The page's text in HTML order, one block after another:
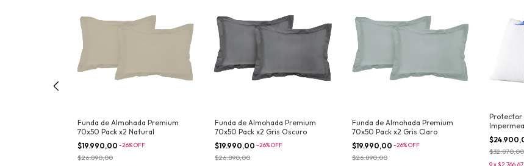
Funda de Almohada Premium
70x50 Pack x2 Natural
$19.990,00 -26%OFF
$26.890,00
Funda de Almohada Premium
70x50 Pack x2 Gris Oscuro
$19.990,00 -26%OFF
$26.890,00
Funda de Almohada Premium
70x50 Pack x2 Gris Claro
$19.990,00 -26%OFF
$26.890,00
Protector
$32.870,00
9x$2.766,67